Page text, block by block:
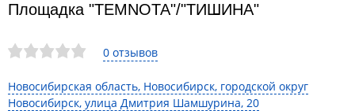
0 отзывов
Новосибирская область, Новосибирск, городской округ
Новосибирск, улица Дмитрия Шамшурина, 20
Площадка "ТЕМNОТА"/"ТИШИНА"